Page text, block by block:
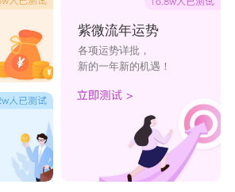
顺 泰平双兴 乐成盛众 南盛友莲
宴 百衣百顺 润泽丰达 宝悦顺发
家 金锋拖车 金城茶隐
紫微流年运势
各项运势详批，
新的一年新的机遇！